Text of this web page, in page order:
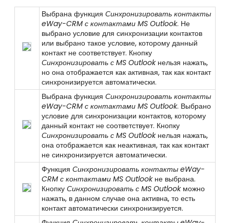
Выбрана функцияСинхронизировать контакты
eWay-CRM с контактами MS Outlook. Не
выбрано условие для синхронизации контактов
или выбрано такое условие, которому данный
контакт не соответствует. Кнопку
Синхронизировать с MS Outlook нельзя нажать,
но она отображается как активная, так как контакт
синхронизируется автоматически.
Выбрана функцияСинхронизировать контакты
eWay-CRM с контактами MS Outlook. Выбрано
условие для синхронизации контактов, которому
данный контакт не соответствует. Кнопку
Синхронизировать с MS Outlook нельзя нажать,
она отображается как неактивная, так как контакт
не синхронизируется автоматически.
ФункцияСинхронизировать контакты eWay-
CRM с контактами MS Outlook не выбрана.
КнопкуСинхронизировать с MS Outlook можно
нажать, в данном случае она активна, то есть
контактавтоматическисинхронизируется.